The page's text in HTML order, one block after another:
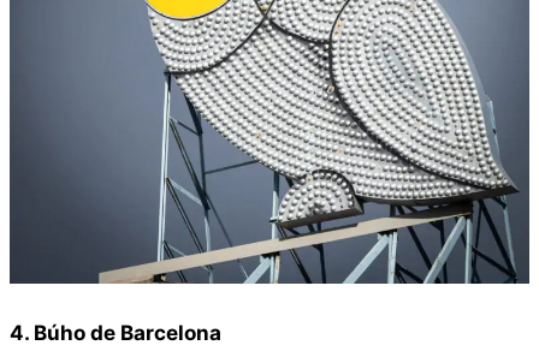
4. Búho de Barcelona